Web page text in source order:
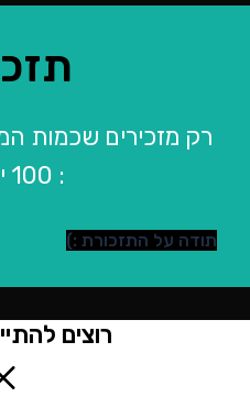
רק מזכירים שכמות
: 100 יחידות
תודה על התזכורת :)
רוצים